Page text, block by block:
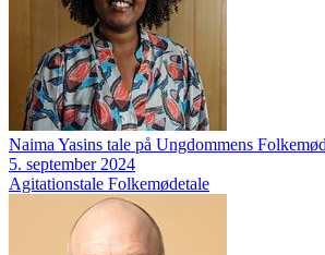
Naima Yasins tale på Ungdommens
5. september 2024
Agitationstale Folkemødetale